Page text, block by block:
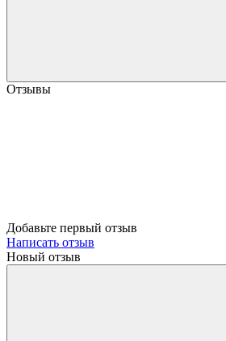
Отзывы
Добавьте первый отзыв
Написать отзыв
Новый отзыв